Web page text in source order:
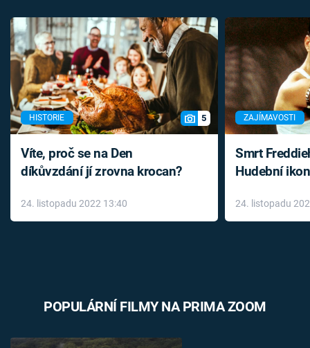
HISTORIE 5
Víte, proč se na Den
díkůvzdání jí zrovna krocan?
24. listopadu 2022 13:40
ZAJÍMAVOSTI
Smrt
Hudební
léky
24. listopadu
POPULÁRNÍ FILMY NA PRIMA ZOOM